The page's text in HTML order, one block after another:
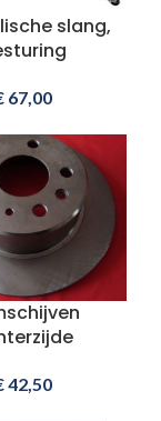
slang,
67,00
42,50